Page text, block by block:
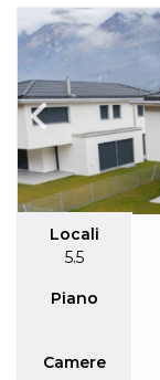
Locali
5.5
Piano
Camere